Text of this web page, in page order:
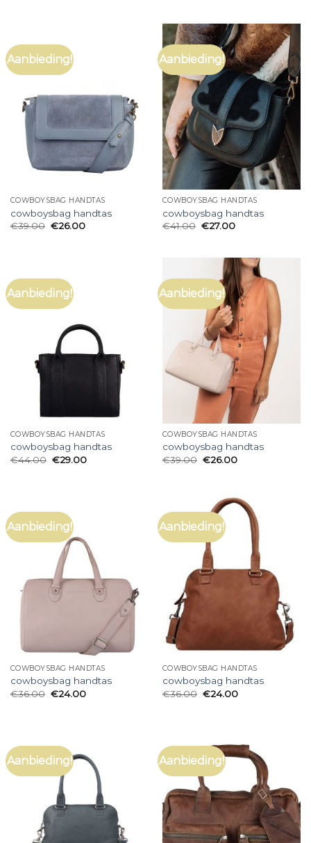
Aanbieding!
COWBOYSBAG HANDTAS
cowboysbag handtas
€39.00 €26.00
Aanbieding!
COWBOYSBAG HANDTAS
cowboysbag handtas
€41.00 €27.00
Aanbieding!
COWBOYSBAG HANDTAS
cowboysbag handtas
€44.00 €29.00
Aanbieding!
COWBOYSBAG HANDTAS
cowboysbag handtas
€39.00 €26.00
Aanbieding!
COWBOYSBAG HANDTAS
cowboysbag handtas
€36.00 €24.00
Aanbieding!
COWBOYSBAG HANDTAS
cowboysbag handtas
€36.00 €24.00
Aanbieding! Aanbieding!